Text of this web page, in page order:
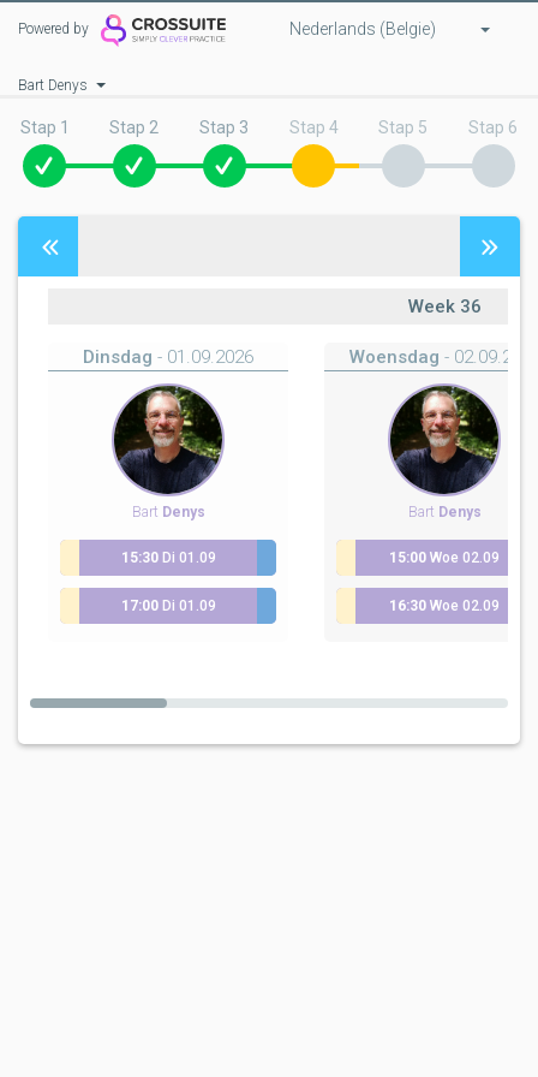
Powered by Nederlands (Belgie)
Bart Denys
Stap 1 Stap 2 Stap 3 Stap 4 Stap 5 Stap 6
Week36
Dinsdag - 01.09.2026
Bart Denys
15:30 Di 01.09
17:00 Di 01.09
Woensdag -
Bart Denys
15:00 Woe 02.09
16:30 Woe 02.09